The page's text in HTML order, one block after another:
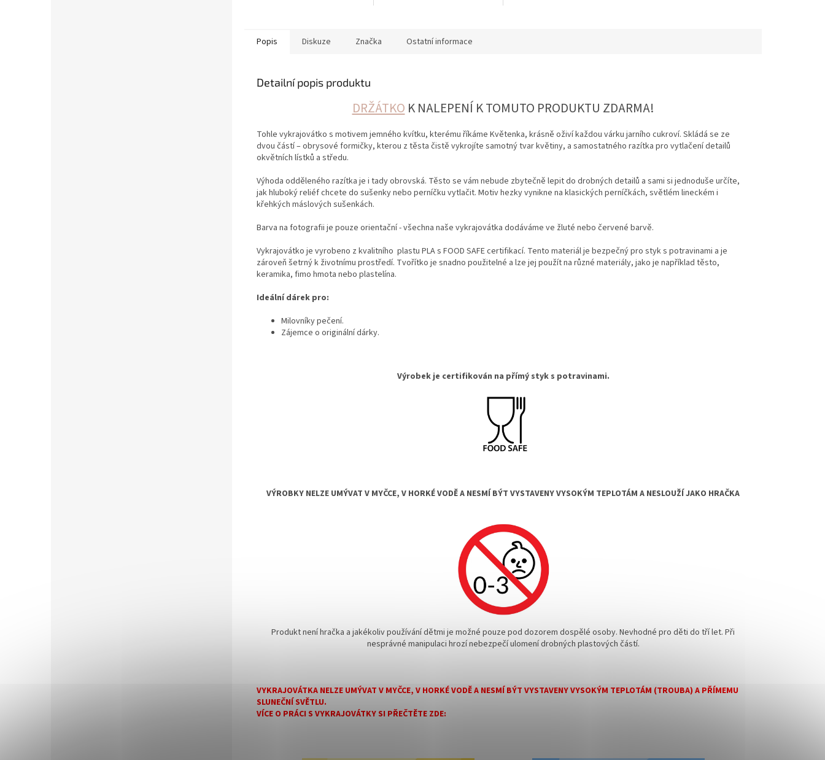
Popis Diskuze Značka Ostatní informace
Detailní popis produktu
DRŽÁTKO K NALEPENÍ K TOMUTO PRODUKTU ZDARMA!
Tohle vykrajovátko s motivem jemného kvítku, kterému říkáme Květenka, krásně oživí každou várku jarního cukroví. Skládá se ze
dvou částí – obrysové formičky, kterou z těsta čistě vykrojíte samotný tvar květiny, a samostatného razítka pro vytlačení detailů
okvětních lístků a středu.
Výhoda odděleného razítka je i tady obrovská. Těsto se vám nebude zbytečně lepit do drobných detailů a sami si jednoduše určíte,
jak hluboký reliéf chcete do sušenky nebo perníčku vytlačit. Motiv hezky vynikne na klasických perníčkách, světlém lineckém i
křehkých máslových sušenkách.
Barva na fotografii je pouze orientační - všechna naše vykrajovátka dodáváme ve žluté nebo červené barvě.
Vykrajovátko je vyrobeno z kvalitního plastu PLA s FOOD SAFE certifikací. Tento materiál je bezpečný pro styk s potravinami a je
zároveň šetrný k životnímu prostředí. Tvořítko je snadno použitelné a lze jej použít na různé materiály, jako je například těsto,
keramika, fimo hmota nebo plastelína.
Ideální dárek pro:
Milovníky pečení.
Zájemce o originální dárky.
Výrobek je certifikován na přímý styk s potravinami.
VÝROBKY NELZE UMÝVAT V MYČCE, V HORKÉ VODĚ A NESMÍ BÝT VYSTAVENY VYSOKÝM TEPLOTÁM A NESLOUŽÍ JAKO HRAČKA
Produkt není hračka a jakékoliv používání dětmi je možné pouze pod dozorem dospělé osoby. Nevhodné pro děti do tří let. Při
nesprávné manipulaci hrozí nebezpečí ulomení drobných plastových částí.
VYKRAJOVÁTKA NELZE UMÝVAT V MYČCE, V HORKÉ VODĚ A NESMÍ BÝT VYSTAVENY VYSOKÝM TEPLOTÁM (TROUBA) A PŘÍMEMU
SLUNEČNÍ SVĚTLU.
VÍCE O PRÁCI S VYKRAJOVÁTKY SI PŘEČTĚTE ZDE: